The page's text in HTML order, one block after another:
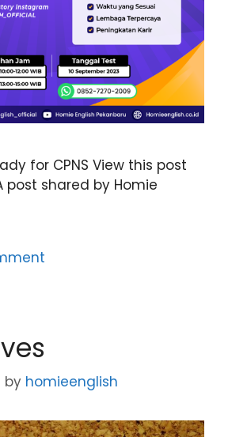
for CPNS View this post
post shared by Homie
by homieenglish